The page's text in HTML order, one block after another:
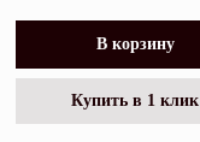
В корзину
Купить в 1 клик